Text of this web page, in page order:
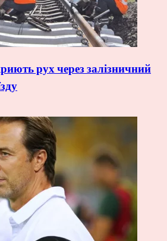
рух через залізничний